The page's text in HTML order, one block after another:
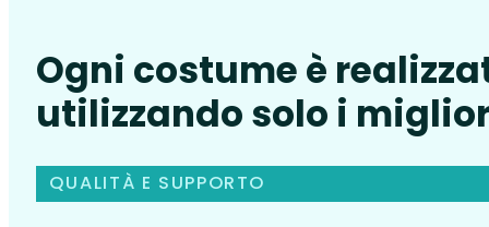
Ogni costume è
utilizzando solo i
QUALITÀ E SUPPORTO